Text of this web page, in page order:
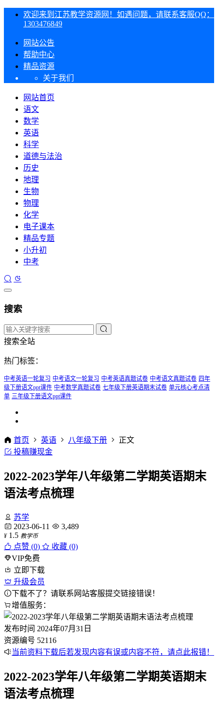
欢迎来到江苏教学资源网！如遇问题，请联系客服QQ：
1303476849
网站公告
帮助中心
精品资源
关于我们
网站首页
语文
数学
英语
科学
道德与法治
历史
地理
生物
物理
化学
电子课本
精品专题
小升初
中考
搜索
搜索全站
热门标签：
中考英语一轮复习 中考语文一轮复习 中考英语真题试卷 中考语文真题试卷 四年
级下册语文ppt课件 中考数学真题试卷 七年级下册英语期末试卷 单元核心考点清
单 三年级下册语文ppt课件
首页 英语 八年级下册
正文
投稿赚现金
2022-2023学年八年级第二学期英语期末
语法考点梳理
苏学
2023-06-11
3,489
¥ 1.5 教学币
点赞 (0)
收藏 (0)
VIP免费
立即下载
升级会员
下载不了？请联系网站客服提交链接错误！
增值服务：
发布时间 2024年07月31日
资源编号 52116
当前资料下载后若发现内容有误或内容不符，请点此报错！
2022-2023学年八年级第二学期英语期末
语法考点梳理